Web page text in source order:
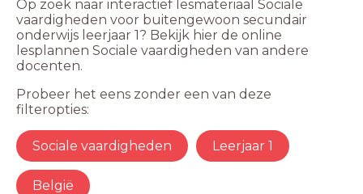
Op zoek naar interactief lesmateriaal Sociale
vaardigheden voor buitengewoon secundair
onderwijs leerjaar 1? Bekijk hier de online
lesplannen Sociale vaardigheden van andere
docenten.
Probeer het eens zonder een van deze
filteropties:
Sociale vaardigheden Leerjaar 1
België